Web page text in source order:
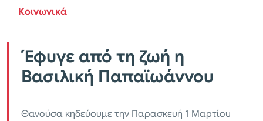
Κοινωνικά
Έφυγε από τη ζωή η
Βασιλική Παπαϊωάννου
Θανούσα κηδεύουμε την Παρασκευή 1 Μαρτίου